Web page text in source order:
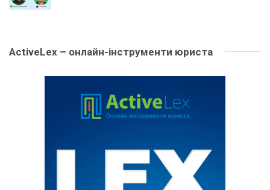
ActiveLex – онлайн-інструменти юриста